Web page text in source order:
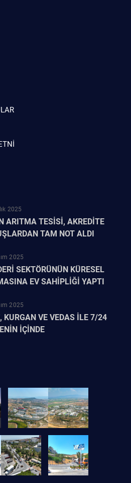
2025
ARITMA TESİSİ, AKREDİTE
TAM NOT ALDI
2025
SEKTÖRÜNÜN KÜRESEL
EV SAHİPLİĞİ YAPTI
2025
KURGAN VE VEDAS İLE 7/24
İÇİNDE